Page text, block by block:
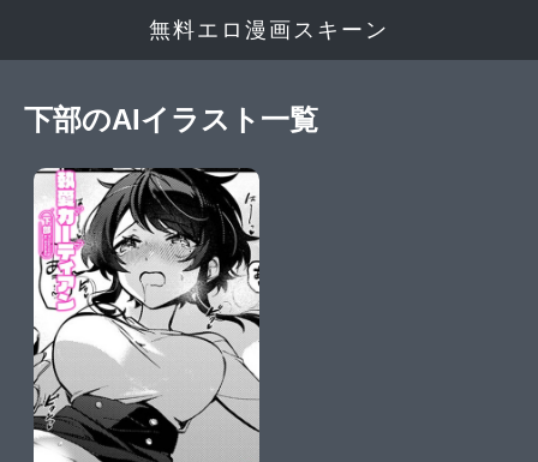
無料エロ漫画スキーン
下部のAIイラスト一覧